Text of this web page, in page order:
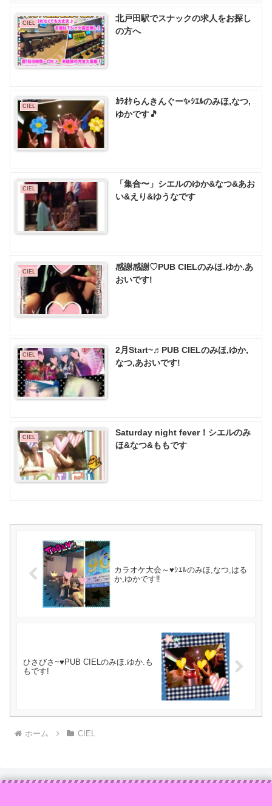
CIEL
北戸田駅でスナックの求人をお探し
の方へ
CIEL
ｶﾗｵｹらんきんぐー✨ｼｴﾙのみほ,なつ,
ゆかです🎵
CIEL
「集合〜」シエルのゆか&なつ&あお
い&えり&ゆうなです
CIEL
感謝感謝♡PUB CIELのみほ.ゆか.あ
おいです!
CIEL
2月Start~♬PUB CIELのみほ,ゆか,
なつ,あおいです!
CIEL
Saturday night fever！シエルのみ
ほ&なつ&ももです
カラオケ大会～♥ｼｴﾙのみほ,なつ,はる
か,ゆかです‼
ひさびさ~♥️PUB CIELのみほ.ゆか.も
もです!
ホーム CIEL